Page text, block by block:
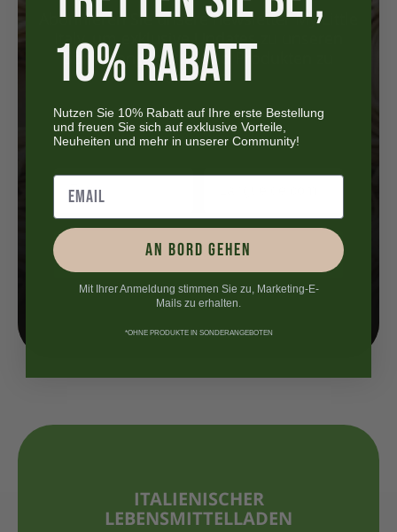
Abonnieren Sie unsere newsletter My Little
Italy, um exklusive Updates zu unseren
Sonderangeboten und Produkten zu
erhalten.
S’inscrire
ITALIENISCHER
LEBENSMITTELLADEN
10% RABATT
Nutzen Sie 10% Rabatt auf Ihre erste Bestellung
und freuen Sie sich auf exklusive Vorteile,
Neuheiten und mehr in unserer Community!
AN BORD GEHEN
Mit Ihrer Anmeldung stimmen Sie zu, Marketing-E-
Mails zu erhalten.
*OHNE PRODUKTE IN SONDERANGEBOTEN